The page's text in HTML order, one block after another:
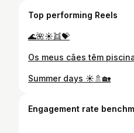
Top performing Reels
🌊🌺☀️👯💝
Os meus cães têm
Summer days ☀️🚿🏡
Engagement rate